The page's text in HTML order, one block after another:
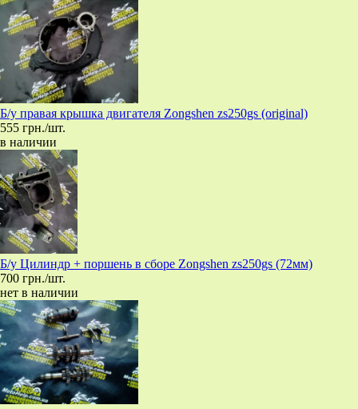
Б/у правая крышка двигателя Zongshen zs250gs (original)
555 грн./шт.
в наличии
Б/у Цилиндр + поршень в сборе Zongshen zs250gs (72мм)
700 грн./шт.
нет в наличии